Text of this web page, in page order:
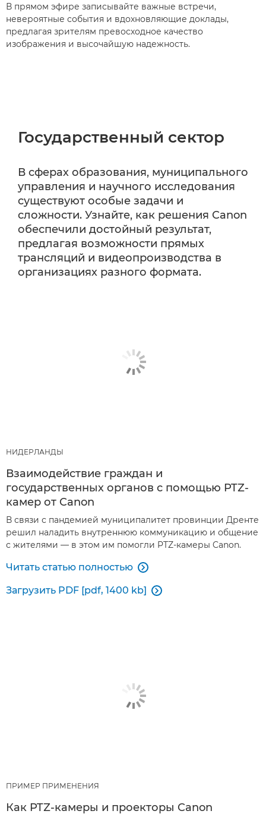
В прямом эфире записывайте важные встречи,
невероятные события и вдохновляющие доклады,
предлагая зрителям превосходное качество
изображения и высочайшую надежность.
Государственный сектор
В сферах образования, муниципального
управления и научного исследования
существуют особые задачи и
сложности. Узнайте, как решения Canon
обеспечили достойный результат,
предлагая возможности прямых
трансляций и видеопроизводства в
организациях разного формата.
НИДЕРЛАНДЫ
Взаимодействие граждан и
государственных органов с помощью PTZ-
камер от Canon
В связи с пандемией муниципалитет провинции Дренте
решил наладить внутреннюю коммуникацию и общение
с жителями — в этом им помогли PTZ-камеры Canon.
Читать статью полностью 
Загрузить PDF [pdf, 1400 kb] 
ПРИМЕР ПРИМЕНЕНИЯ
Как PTZ-камеры и проекторы Canon